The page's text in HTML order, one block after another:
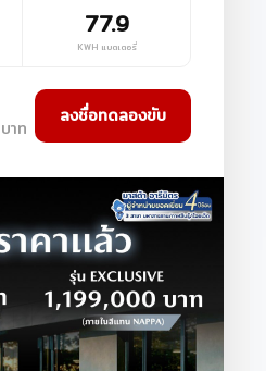
77.9
KWH แบตเตอรี่
บาท
ลงชื่อทดลองขับ